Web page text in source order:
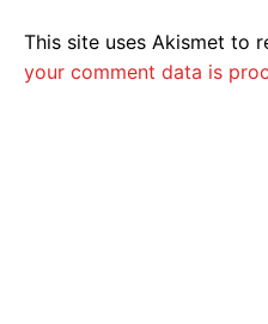
This site uses Akismet to
your comment data is